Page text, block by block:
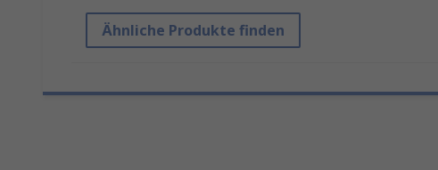
Ähnliche Produkte finden